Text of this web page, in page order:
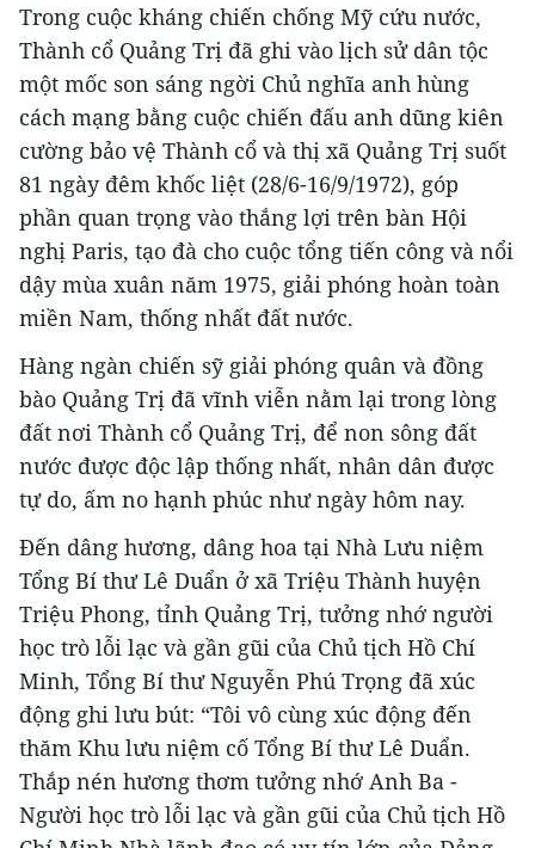
Trong cuộc kháng chiến chống Mỹ cứu nước,
Thành cổ Quảng Trị đã ghi vào lịch sử dân tộc
một mốc son sáng ngời Chủ nghĩa anh hùng
cách mạng bằng cuộc chiến đấu anh dũng kiên
cường bảo vệ Thành cổ và thị xã Quảng Trị suốt
81 ngày đêm khốc liệt (28/6-16/9/1972), góp
phần quan trọng vào thắng lợi trên bàn Hội
nghị Paris, tạo đà cho cuộc tổng tiến công và nổi
dậy mùa xuân năm 1975, giải phóng hoàn toàn
miền Nam, thống nhất đất nước.
Hàng ngàn chiến sỹ giải phóng quân và đồng
bào Quảng Trị đã vĩnh viễn nằm lại trong lòng
đất nơi Thành cổ Quảng Trị, để non sông đất
nước được độc lập thống nhất, nhân dân được
tự do, ấm no hạnh phúc như ngày hôm nay.
Đến dâng hương, dâng hoa tại Nhà Lưu niệm
Tổng Bí thư Lê Duẩn ở xã Triệu Thành huyện
Triệu Phong, tỉnh Quảng Trị, tưởng nhớ người
học trò lỗi lạc và gần gũi của Chủ tịch Hồ Chí
Minh, Tổng Bí thư Nguyễn Phú Trọng đã xúc
động ghi lưu bút: “Tôi vô cùng xúc động đến
thăm Khu lưu niệm cố Tổng Bí thư Lê Duẩn.
Thắp nén hương thơm tưởng nhớ Anh Ba -
Người học trò lỗi lạc và gần gũi của Chủ tịch Hồ